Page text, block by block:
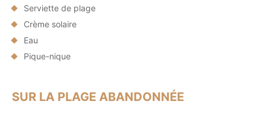
Serviette de plage
Crème solaire
Eau
Pique-nique
SUR LA PLAGE ABANDONNÉE